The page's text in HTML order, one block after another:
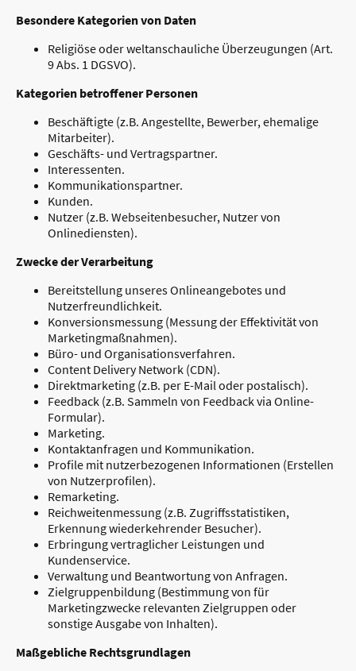
Besondere Kategorien von Daten
Religiöse oder weltanschauliche Überzeugungen (Art.
9 Abs. 1 DGSVO).
Kategorien betroffener Personen
Beschäftigte (z.B. Angestellte, Bewerber, ehemalige
Mitarbeiter).
Geschäfts- und Vertragspartner.
Interessenten.
Kommunikationspartner.
Kunden.
Nutzer (z.B. Webseitenbesucher, Nutzer von
Onlinediensten).
Zwecke der Verarbeitung
Bereitstellung unseres Onlineangebotes und
Nutzerfreundlichkeit.
Konversionsmessung (Messung der Effektivität von
Marketingmaßnahmen).
Büro- und Organisationsverfahren.
Content Delivery Network (CDN).
Direktmarketing (z.B. per E-Mail oder postalisch).
Feedback (z.B. Sammeln von Feedback via Online-
Formular).
Marketing.
Kontaktanfragen und Kommunikation.
Profile mit nutzerbezogenen Informationen (Erstellen
von Nutzerprofilen).
Remarketing.
Reichweitenmessung (z.B. Zugriffsstatistiken,
Erkennung wiederkehrender Besucher).
Erbringung vertraglicher Leistungen und
Kundenservice.
Verwaltung und Beantwortung von Anfragen.
Zielgruppenbildung (Bestimmung von für
Marketingzwecke relevanten Zielgruppen oder
sonstige Ausgabe von Inhalten).
Maßgebliche Rechtsgrundlagen